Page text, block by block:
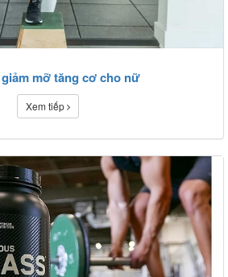
mỡ tăng cơ cho nữ
Xem tiếp